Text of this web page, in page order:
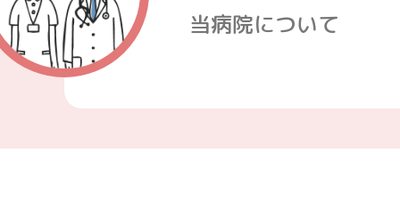
当病院について